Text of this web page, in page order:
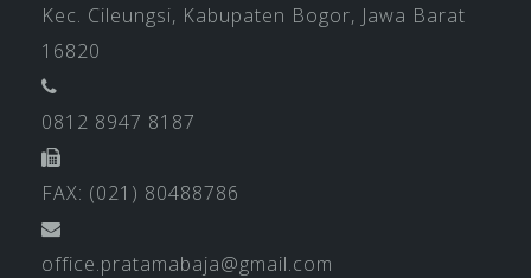
Kec. Cileungsi, Kabupaten Bogor, Jawa Barat
16820
0812 8947 8187
FAX: (021) 80488786
office.pratamabaja@gmail.com